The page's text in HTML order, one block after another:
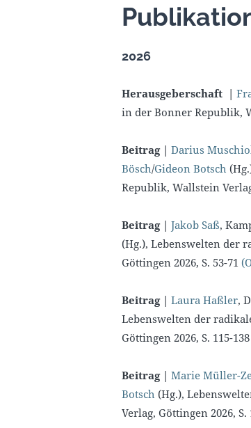
2026
Herausgeberschaft |
in der Bonner Republik,
Beitrag | Darius
Bösch/Gideon Botsch
Republik, Wallstein
Beitrag | Jakob Saß,
(Hg.), Lebenswelten der
Göttingen 2026, S. 53-71
Beitrag | Laura Haßler,
Lebenswelten der
Göttingen 2026, S. 115-138
Beitrag | Marie Müller-
Botsch (Hg.),
Verlag, Göttingen 2026, S.